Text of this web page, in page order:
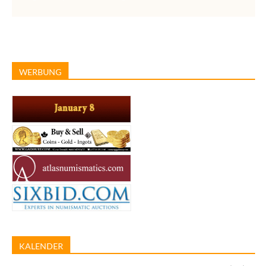
WERBUNG
KALENDER